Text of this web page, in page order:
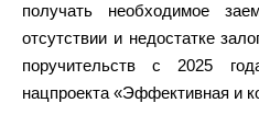
получать необходимое
отсутствии и недостатке
поручительств с 2025
нацпроекта «Эффективная и